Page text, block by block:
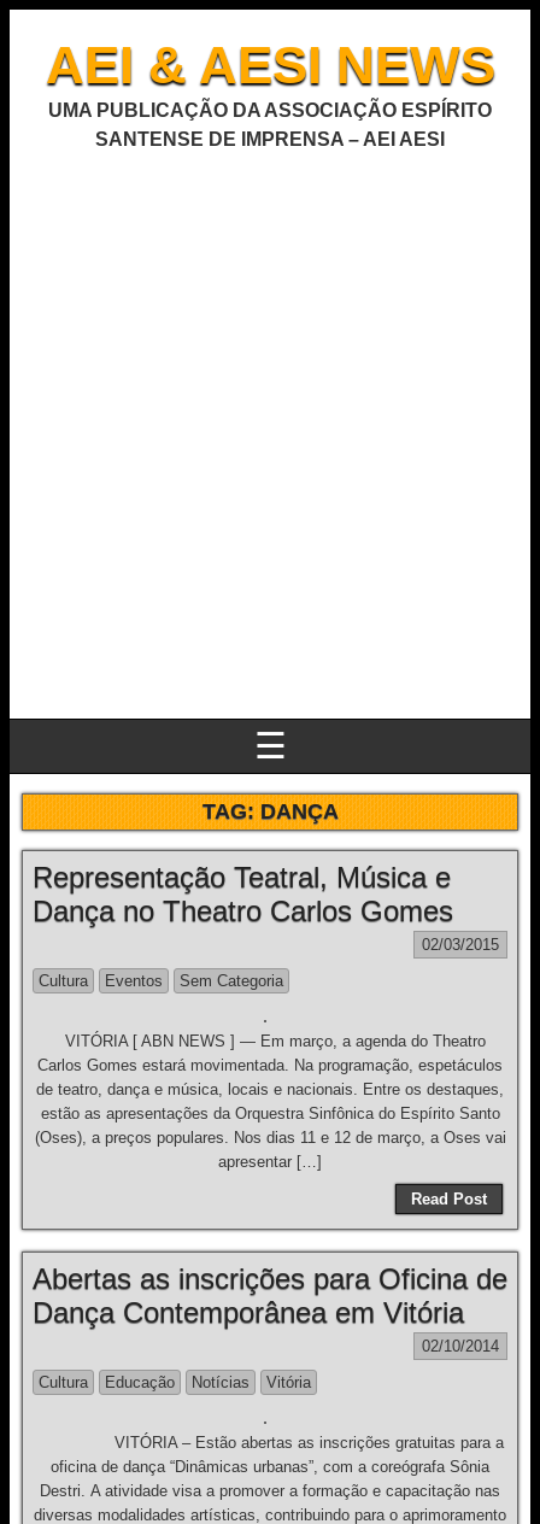
AEI & AESI NEWS
UMA PUBLICAÇÃO DA ASSOCIAÇÃO ESPÍRITO
SANTENSE DE IMPRENSA – AEI AESI
☰
TAG:DANÇA
Representação Teatral, Música e
Dança no Theatro Carlos Gomes
02/03/2015
Cultura
Eventos Sem Categoria
VITÓRIA [ ABN NEWS ] — Em março, a agenda do Theatro
Carlos Gomes estará movimentada. Na programação, espetáculos
de teatro, dança e música, locais e nacionais. Entre os destaques,
estão as apresentações da Orquestra Sinfônica do Espírito Santo
(Oses), a preços populares. Nos dias 11 e 12 de março, a Oses vai
apresentar […]
Read Post
Abertas as inscrições para Oficina de
Dança Contemporânea em Vitória
02/10/2014
Cultura
Educação Notícias Vitória
VITÓRIA – Estão abertas as inscrições gratuitas para a
oficina de dança “Dinâmicas urbanas”, com a coreógrafa Sônia
Destri. A atividade visa a promover a formação e capacitação nas
diversas modalidades artísticas, contribuindo para o aprimoramento